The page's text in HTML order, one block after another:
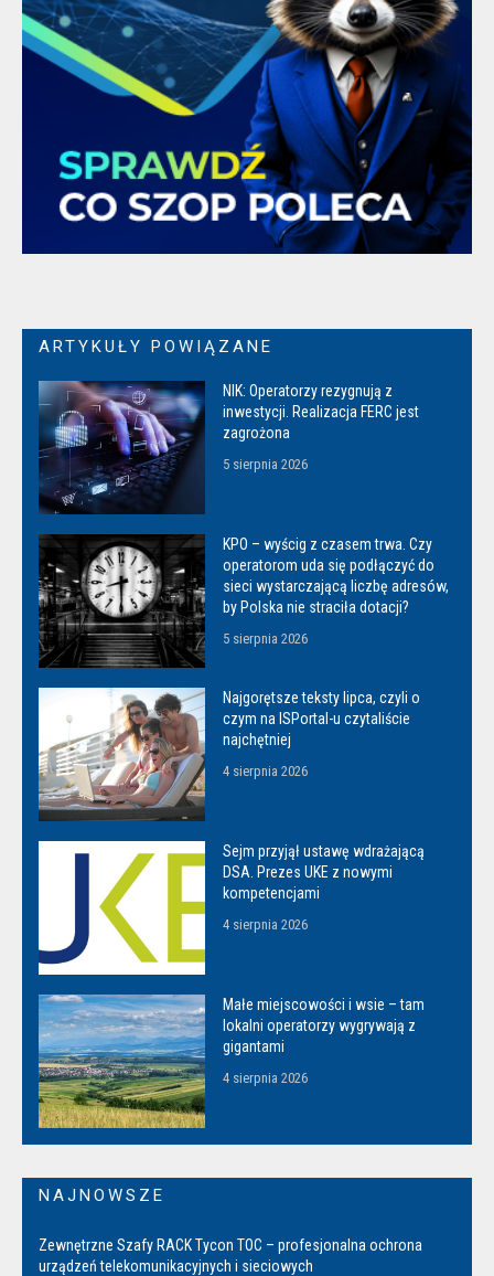
ARTYKUŁY POWIĄZANE
NIK: Operatorzy rezygnują z
inwestycji. Realizacja FERC jest
zagrożona
5 sierpnia 2026
KPO – wyścig z czasem trwa. Czy
operatorom uda się podłączyć do
sieci wystarczającą liczbę adresów,
by Polska nie straciła dotacji?
5 sierpnia 2026
Najgorętsze teksty lipca, czyli o
czym na ISPortal-u czytaliście
najchętniej
4 sierpnia 2026
Sejm przyjął ustawę wdrażającą
DSA. Prezes UKE z nowymi
kompetencjami
4 sierpnia 2026
Małe miejscowości i wsie – tam
lokalni operatorzy wygrywają z
gigantami
4 sierpnia 2026
NAJNOWSZE
Zewnętrzne Szafy RACK Tycon TOC – profesjonalna ochrona
urządzeń telekomunikacyjnych i sieciowych